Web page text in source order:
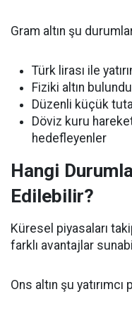
Gram altın şu
Türk lirası ile
Fiziki altın
Düzenli küçük
Döviz kuru
hedefleyenler
Hangi
Edilebilir?
Küresel piyasaları
farklı avantajlar
Ons altın şu